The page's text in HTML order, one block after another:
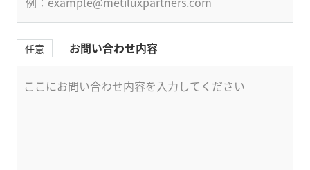
任意 お問い合わせ内容